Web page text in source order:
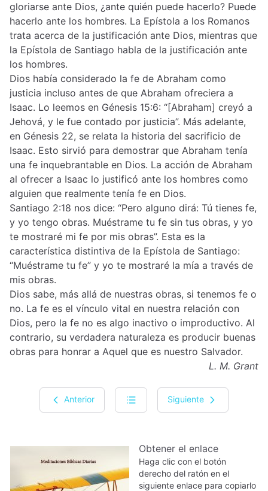
gloriarse ante Dios, ¿ante quién puede hacerlo? Puede
hacerlo ante los hombres. La Epístola a los Romanos
trata acerca de la justificación ante Dios, mientras que
la Epístola de Santiago habla de la justificación ante
los hombres.
Dios había considerado la fe de Abraham como
justicia incluso antes de que Abraham ofreciera a
Isaac. Lo leemos en Génesis 15:6: “[Abraham] creyó a
Jehová, y le fue contado por justicia”. Más adelante,
en Génesis 22, se relata la historia del sacrificio de
Isaac. Esto sirvió para demostrar que Abraham tenía
una fe inquebrantable en Dios. La acción de Abraham
al ofrecer a Isaac lo justificó ante los hombres como
alguien que realmente tenía fe en Dios.
Santiago 2:18 nos dice: “Pero alguno dirá: Tú tienes fe,
y yo tengo obras. Muéstrame tu fe sin tus obras, y yo
te mostraré mi fe por mis obras”. Esta es la
característica distintiva de la Epístola de Santiago:
“Muéstrame tu fe” y yo te mostraré la mía a través de
mis obras.
Dios sabe, más allá de nuestras obras, si tenemos fe o
no. La fe es el vínculo vital en nuestra relación con
Dios, pero la fe no es algo inactivo o improductivo. Al
contrario, su verdadera naturaleza es producir buenas
obras para honrar a Aquel que es nuestro Salvador.
L. M. Grant
Anterior Siguiente
Obtener el enlace
Haga clic con el botón
derecho del ratón en el
siguiente enlace para copiarlo